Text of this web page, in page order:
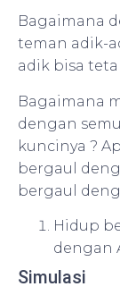
Bagaimana
teman adik-
adik bisa
Bagaimana
dengan
kuncinya ?
bergaul
bergaul
Hidup
dengan
Simulasi